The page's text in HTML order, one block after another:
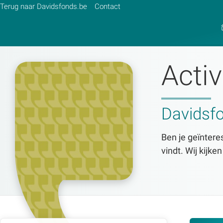
Terug naar Davidsfonds.be Contact
Ben je
vindt. Wij
Zoek:
Zoeken